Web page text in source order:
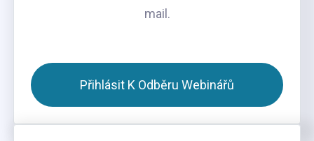
mail.
Přihlásit K Odběru Webinářů